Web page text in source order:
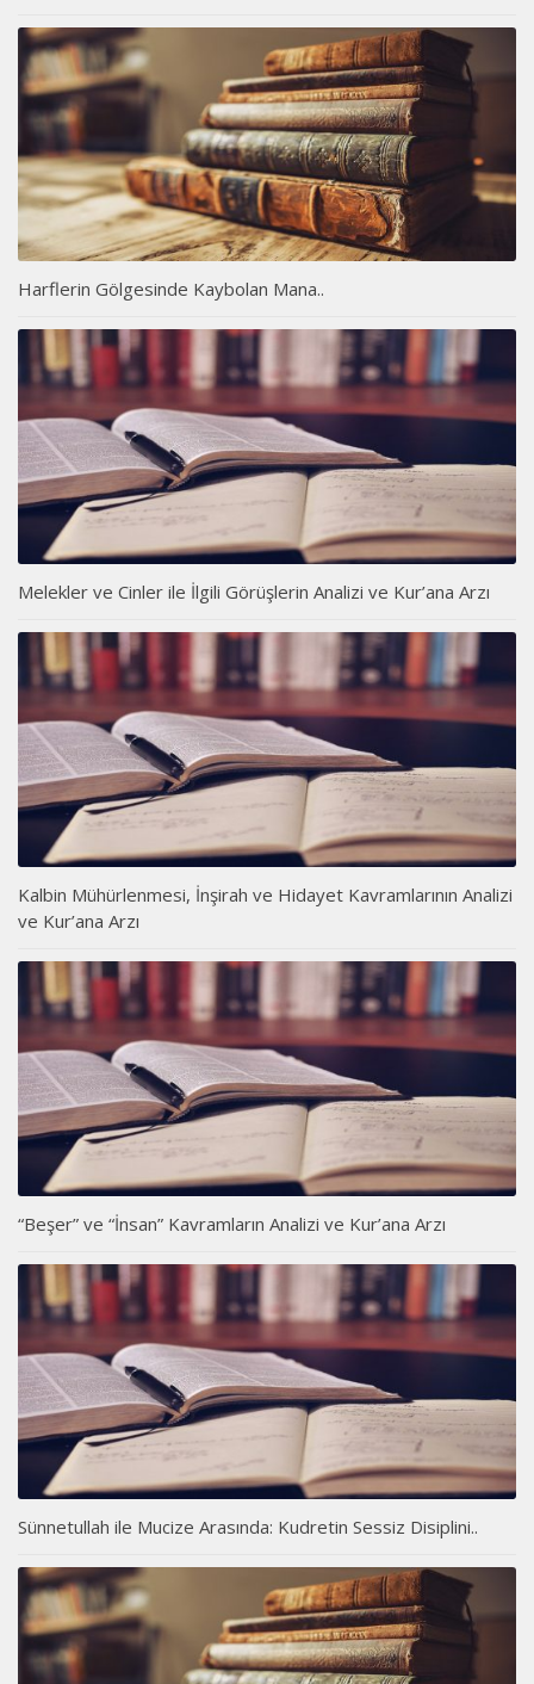
Harflerin Gölgesinde Kaybolan Mana..
Melekler ve Cinler ile İlgili Görüşlerin Analizi ve Kur’ana Arzı
Kalbin Mühürlenmesi, İnşirah ve Hidayet Kavramlarının Analizi
ve Kur’ana Arzı
“Beşer” ve “İnsan” Kavramların Analizi ve Kur’ana Arzı
Sünnetullah ile Mucize Arasında: Kudretin Sessiz Disiplini..